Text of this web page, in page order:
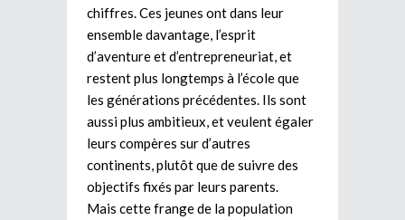
chiffres. Ces jeunes ont dans leur
ensemble davantage, l’esprit
d’aventure et d’entrepreneuriat, et
restent plus longtemps à l’école que
les générations précédentes. Ils sont
aussi plus ambitieux, et veulent égaler
leurs compères sur d’autres
continents, plutôt que de suivre des
objectifs fixés par leurs parents.
Mais cette frange de la population